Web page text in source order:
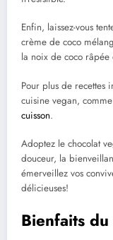
Enfin, laissez-vous
crème de coco
la noix de coco
Pour plus de recettes
cuisine vegan, comme
cuisson.
Adoptez le chocolat
douceur, la
émerveillez vos
délicieuses!
Bienfaits